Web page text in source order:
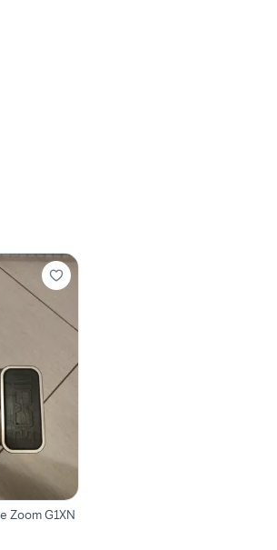
Zoom G1XN